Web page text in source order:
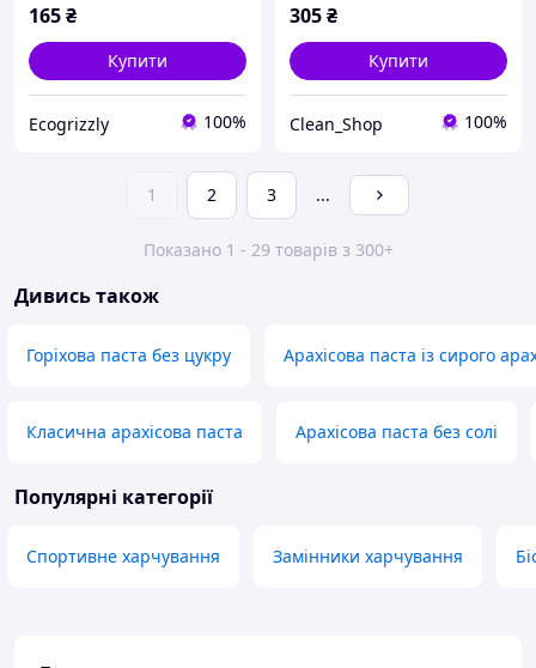
165₴
Купити
Ecogrizzly 100%
305₴
Купити
Clean_Shop 100%
1 2 3 ...
Показано 1 - 29 товарів з 300+
Дивись також
Горіхова паста без цукру Арахісова паста із сирого
Класична арахісова паста Арахісова паста без солі
Популярні категорії
Спортивне харчування Замінники харчування